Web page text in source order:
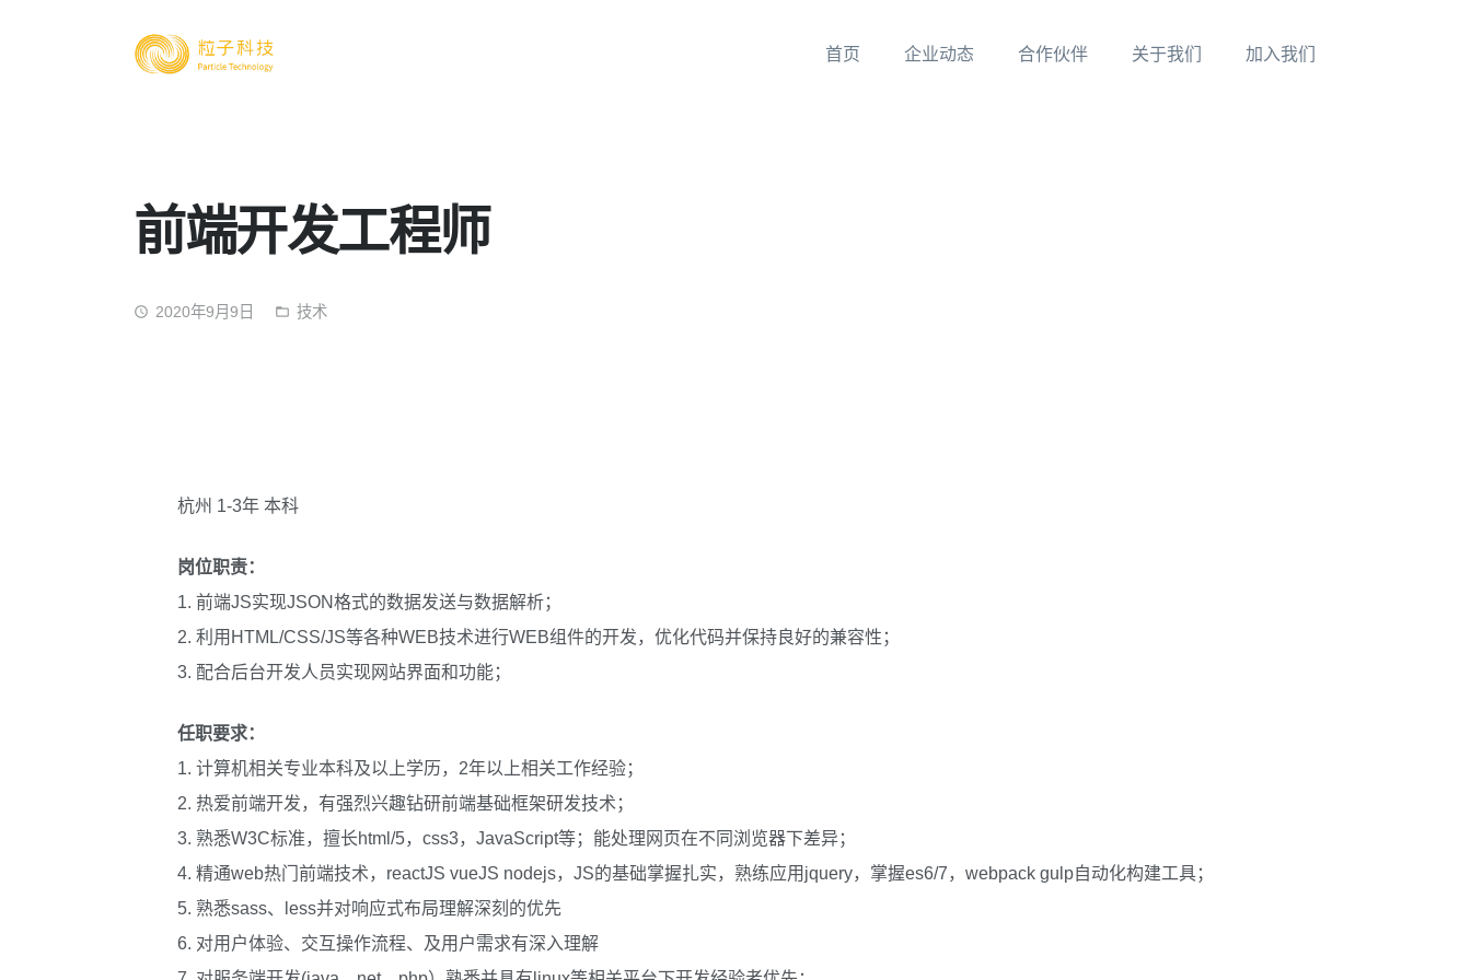
首页 企业动态 合作伙伴 关于我们 加入我们
前端开发工程师
access_time 2020年9月9日 folder_open 技术
杭州 1-3年 本科
岗位职责：
1. 前端JS实现JSON格式的数据发送与数据解析；
2. 利用HTML/CSS/JS等各种WEB技术进行WEB组件的开发，优化代码并保持良好的兼容性；
3. 配合后台开发人员实现网站界面和功能；
任职要求：
1. 计算机相关专业本科及以上学历，2年以上相关工作经验；
2. 热爱前端开发，有强烈兴趣钻研前端基础框架研发技术；
3. 熟悉W3C标准，擅长html/5，css3，JavaScript等；能处理网页在不同浏览器下差异；
4. 精通web热门前端技术，reactJS vueJS nodejs，JS的基础掌握扎实，熟练应用jquery，掌握es6/7，webpack gulp自动化构建工具；
5. 熟悉sass、less并对响应式布局理解深刻的优先
6. 对用户体验、交互操作流程、及用户需求有深入理解